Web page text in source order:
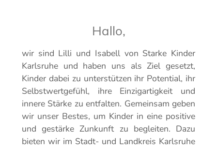
Hallo,
wir sind Lilli und Isabell von Starke Kinder
Karlsruhe und haben uns als Ziel gesetzt,
Kinder dabei zu unterstützen ihr Potential, ihr
Selbstwertgefühl, ihre Einzigartigkeit und
innere Stärke zu entfalten. Gemeinsam geben
wir unser Bestes, um Kinder in eine positive
und gestärke Zunkunft zu begleiten. Dazu
bieten wir im Stadt- und Landkreis Karlsruhe